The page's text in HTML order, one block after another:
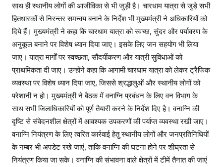
साथ ही स्थानीय लोगों की आजीविका से भी जुड़ी है। चारधाम यात्रा से जुड़े सभी
हितधारकों से निरन्तर समन्वय बनाने के निर्देश भी मुख्यमंत्री ने अधिकारियों को
दिये हैं। मुख्यमंत्री ने कहा कि चारधाम यात्रा को स्वच्छ, सुंदर और पर्यावरण के
अनुकूल बनाने पर विशेष ध्यान दिया जाए। इसके लिए जन सहयोग भी लिया
जाए। यात्रा मार्गों पर स्वच्छता, सौंदर्यीकरण और यात्री सुविधाओं को
प्राथमिकता दी जाए। उन्होंने कहा कि आगामी चारधाम यात्रा को लेकर ट्रैफिक
व्यवस्था पर विशेष ध्यान दिया जाए, जिससे श्रद्धालुओं और स्थानीय लोगों को
परेशानी न हो। मुख्यमंत्री ने बैठक में वनाग्नि प्रबंधन के लिए वन विभाग के
साथ सभी जिलाधिकारियों को पूर्ण तैयारी करने के निर्देश दिए है। वनाग्नि की
दृष्टि से संवेदनशील क्षेत्रों में आवश्यक उपकरणों की पर्याप्त व्यवस्था रखी जाए।
वनाग्नि नियंत्रण के लिए त्वरित कार्रवाई हेतु स्थानीय लोगों और जनप्रतिनिधियों
के नम्बर भी अपडेट रखे जाएं, ताकि वनाग्नि की घटना होने पर शीघ्रता से
नियंत्रण किया जा सके। वनाग्नि की संभावना वाले क्षेत्रों में टीमें तैनात की जाएं